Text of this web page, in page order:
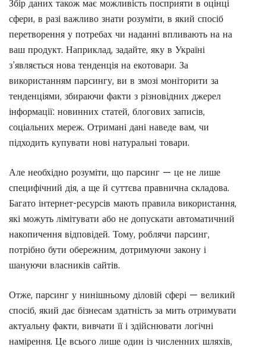
Збір даних також має можливість посприяти в оцінці
сфери, в разі важливо знати розуміти, в який спосіб
перетворення у потребах чи наданні впливають на на
ваш продукт. Наприклад, задайте, яку в Україні
з’являється нова тенденція на екотовари. За
використанням парсингу, ви в змозі моніторити за
тенденціями, збираючи факти з різновідних джерел
інформації: новинних статей, блогових записів,
соціальних мереж. Отримані дані наведе вам, чи
підходить купувати нові натуральні товари.
Але необхідно розуміти, що парсинг — це не лише
специфічний дія, а ще й суттєва правнична складова.
Багато інтернет-ресурсів мають правила використання,
які можуть лімітувати або не допускати автоматичний
накопичення відповідей. Тому, роблячи парсинг,
потрібно бути обережним, дотримуючи закону і
шануючи власників сайтів.
Отже, парсинг у нинішньому діловій сфері — великий
спосіб, який дає бізнесам здатність за мить отримувати
актуальну факти, вивчати її і здійснювати логічні
намірення. Це всього лише один із численних шляхів,